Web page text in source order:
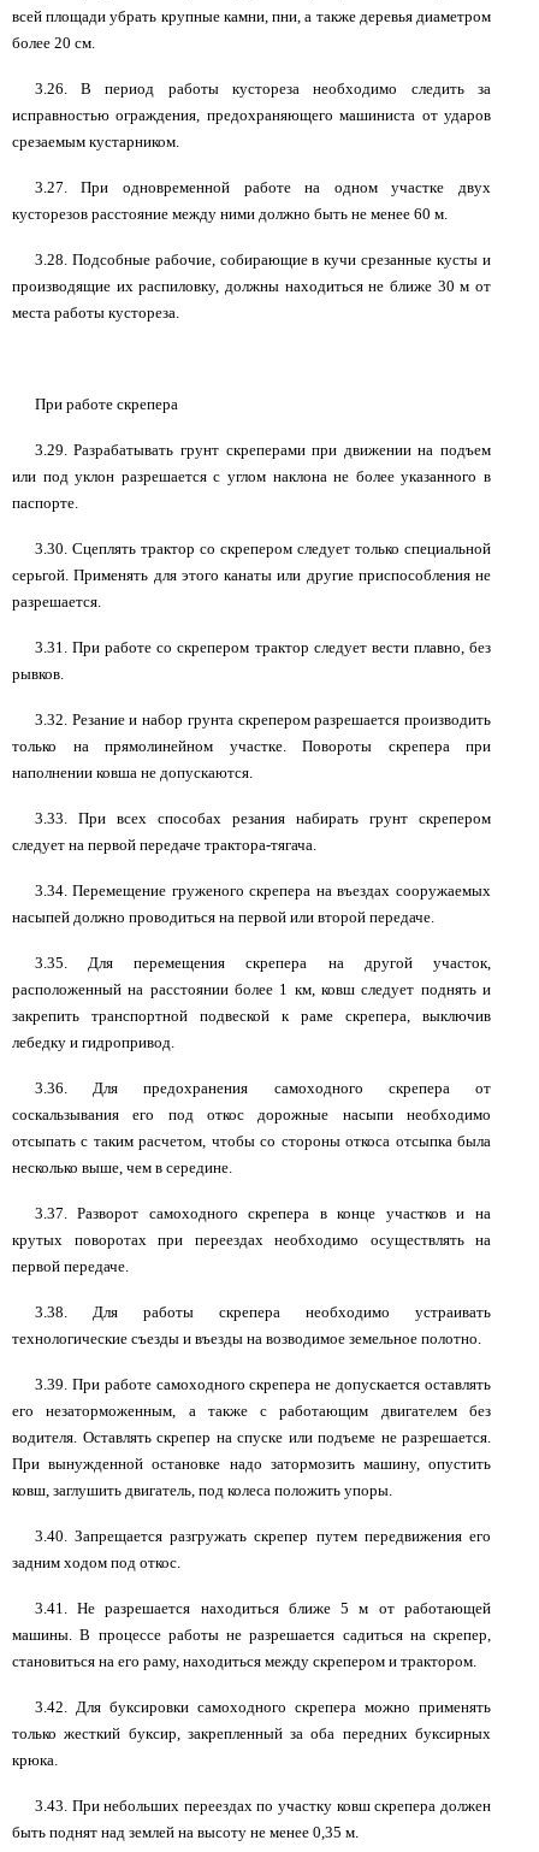
всей площади убрать крупные камни, пни, а также деревья диаметром
более 20 см.
3.26. В период работы кустореза необходимо следить за
исправностью ограждения, предохраняющего машиниста от ударов
срезаемым кустарником.
3.27. При одновременной работе на одном участке двух
кусторезов расстояние между ними должно быть не менее 60 м.
3.28. Подсобные рабочие, собирающие в кучи срезанные кусты и
производящие их распиловку, должны находиться не ближе 30 м от
места работы кустореза.
При работе скрепера
3.29. Разрабатывать грунт скреперами при движении на подъем
или под уклон разрешается с углом наклона не более указанного в
паспорте.
3.30. Сцеплять трактор со скрепером следует только специальной
серьгой. Применять для этого канаты или другие приспособления не
разрешается.
3.31. При работе со скрепером трактор следует вести плавно, без
рывков.
3.32. Резание и набор грунта скрепером разрешается производить
только на прямолинейном участке. Повороты скрепера при
наполнении ковша не допускаются.
3.33. При всех способах резания набирать грунт скрепером
следует на первой передаче трактора-тягача.
3.34. Перемещение груженого скрепера на въездах сооружаемых
насыпей должно проводиться на первой или второй передаче.
3.35. Для перемещения скрепера на другой участок,
расположенный на расстоянии более 1 км, ковш следует поднять и
закрепить транспортной подвеской к раме скрепера, выключив
лебедку и гидропривод.
3.36. Для предохранения самоходного скрепера от
соскальзывания его под откос дорожные насыпи необходимо
отсыпать с таким расчетом, чтобы со стороны откоса отсыпка была
несколько выше, чем в середине.
3.37. Разворот самоходного скрепера в конце участков и на
крутых поворотах при переездах необходимо осуществлять на
первой передаче.
3.38. Для работы скрепера необходимо устраивать
технологические съезды и въезды на возводимое земельное полотно.
3.39. При работе самоходного скрепера не допускается оставлять
его незаторможенным, а также с работающим двигателем без
водителя. Оставлять скрепер на спуске или подъеме не разрешается.
При вынужденной остановке надо затормозить машину, опустить
ковш, заглушить двигатель, под колеса положить упоры.
3.40. Запрещается разгружать скрепер путем передвижения его
задним ходом под откос.
3.41. Не разрешается находиться ближе 5 м от работающей
машины. В процессе работы не разрешается садиться на скрепер,
становиться на его раму, находиться между скрепером и трактором.
3.42. Для буксировки самоходного скрепера можно применять
только жесткий буксир, закрепленный за оба передних буксирных
крюка.
3.43. При небольших переездах по участку ковш скрепера должен
быть поднят над землей на высоту не менее 0,35 м.